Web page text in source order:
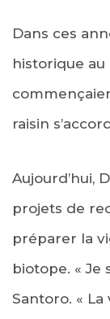
Dans ces
historique au
raisin
Aujourd’hui,
projets de
préparer la
biotope. « Je
Santoro. « La